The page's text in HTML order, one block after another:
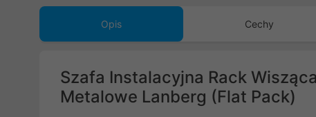
Opis Cechy
Szafa Instalacyjna Rack
Metalowe Lanberg (Flat Pack)